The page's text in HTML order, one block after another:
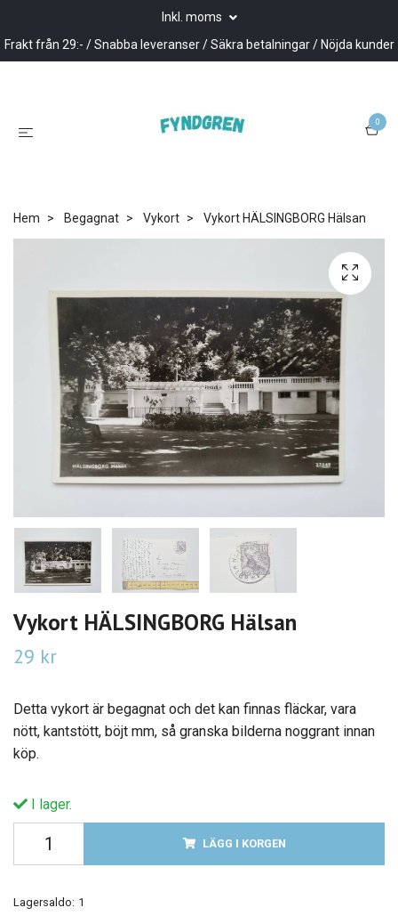
Inkl. moms
Frakt från 29:- / Snabba leveranser / Säkra betalningar / Nöjda kunder
0
Hem Begagnat Vykort Vykort HÄLSINGBORG Hälsan
Vykort HÄLSINGBORG Hälsan
29 kr
Detta vykort är begagnat och det kan finnas fläckar, vara
nött, kantstött, böjt mm, så granska bilderna noggrant innan
köp.
I lager.
LÄGG I KORGEN
Lagersaldo: 1